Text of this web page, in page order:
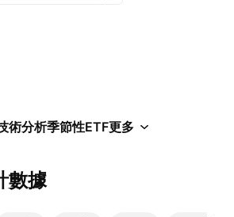
術分析季節性ETF更多
數據